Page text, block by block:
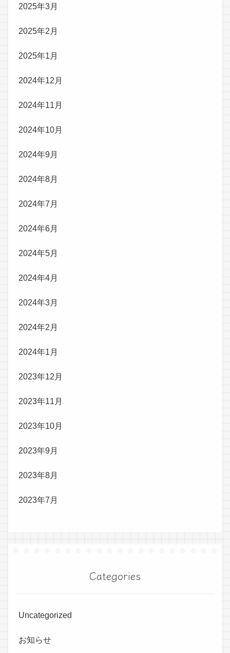
2025年3月
2025年2月
2025年1月
2024年12月
2024年11月
2024年10月
2024年9月
2024年8月
2024年7月
2024年6月
2024年5月
2024年4月
2024年3月
2024年2月
2024年1月
2023年12月
2023年11月
2023年10月
2023年9月
2023年8月
2023年7月
Categories
Uncategorized
お知らせ